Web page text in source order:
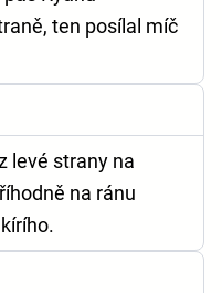
ten posílal míč
levé strany na
na ránu